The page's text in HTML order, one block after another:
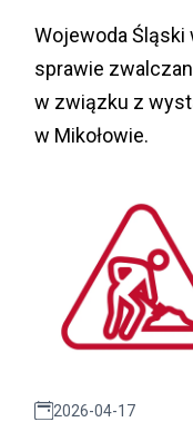
Wojewoda Śląski
sprawie
w związku z
w Mikołowie.
2026-04-17